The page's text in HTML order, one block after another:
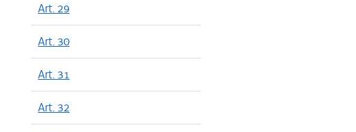
Art. 29
Art. 30
Art. 31
Art. 32